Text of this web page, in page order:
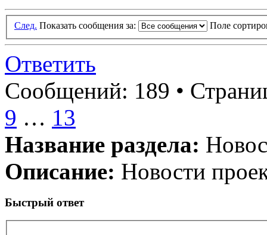
След. Показать сообщения за: Поле
Ответить
Сообщений: 189 •
9 … 13
Название раздела:
Описание: Новости
Быстрый ответ